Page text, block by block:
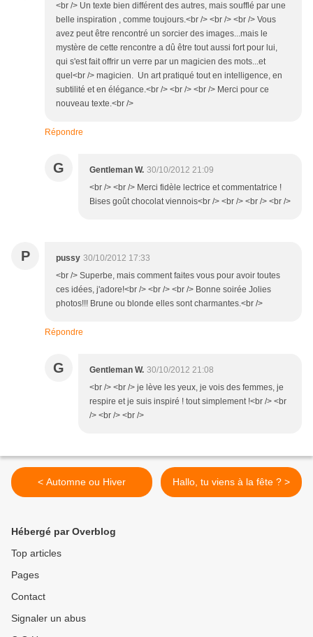
<br /> Un texte bien différent des autres, mais soufflé par une
belle inspiration , comme toujours.<br /> <br /> <br /> Vous
avez peut être rencontré un sorcier des images...mais le
mystère de cette rencontre a dû être tout aussi fort pour lui,
qui s'est fait offrir un verre par un magicien des mots...et
quel<br /> magicien. Un art pratiqué tout en intelligence, en
subtilité et en élégance.<br /> <br /> <br /> Merci pour ce
nouveau texte.<br />
Répondre
G Gentleman W. 30/10/2012 21:09
<br /> <br /> Merci fidèle lectrice et commentatrice !
Bises goût chocolat viennois<br /> <br /> <br /> <br />
P pussy 30/10/2012 17:33
<br /> Superbe, mais comment faites vous pour avoir toutes
ces idées, j'adore!<br /> <br /> <br /> Bonne soirée Jolies
photos!!! Brune ou blonde elles sont charmantes.<br />
Répondre
G Gentleman W. 30/10/2012 21:08
<br /> <br /> je lève les yeux, je vois des femmes, je
respire et je suis inspiré ! tout simplement !<br /> <br
/> <br /> <br />
< Automne ou Hiver Hallo, tu viens à la fête ? >
Hébergé par Overblog
Top articles
Pages
Contact
Signaler un abus